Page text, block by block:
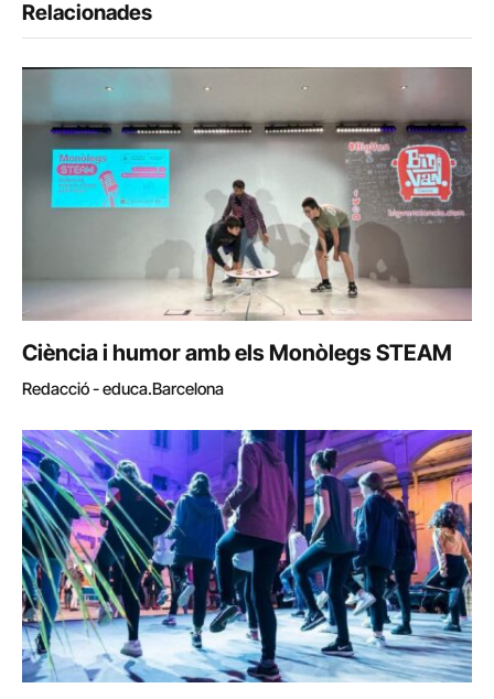
Relacionades
Ciència i humor amb els Monòlegs STEAM
Redacció - educa.Barcelona